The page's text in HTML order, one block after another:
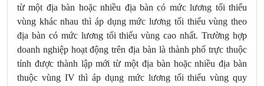
từ một địa bàn hoặc nhiều địa bàn có mức lương tối thiểu
vùng khác nhau thì áp dụng mức lương tối thiểu vùng theo
địa bàn có mức lương tối thiểu vùng cao nhất. Trường hợp
doanh nghiệp hoạt động trên địa bàn là thành phố trực thuộc
tỉnh được thành lập mới từ một địa bàn hoặc nhiều địa bàn
thuộc vùng IV thì áp dụng mức lương tối thiểu vùng quy